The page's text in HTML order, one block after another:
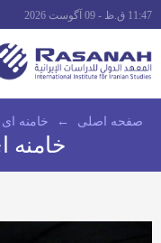
11:47 ق.ظ - 09 آگوست 2026
صفحه اصلى ← خامنه ای
خامنه